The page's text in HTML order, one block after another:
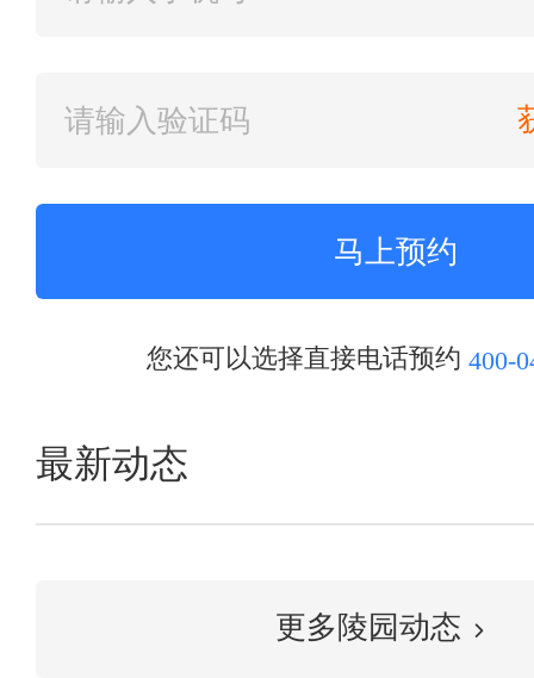
您还可以选择直接电话预约 400-
最新动态
更多陵园动态